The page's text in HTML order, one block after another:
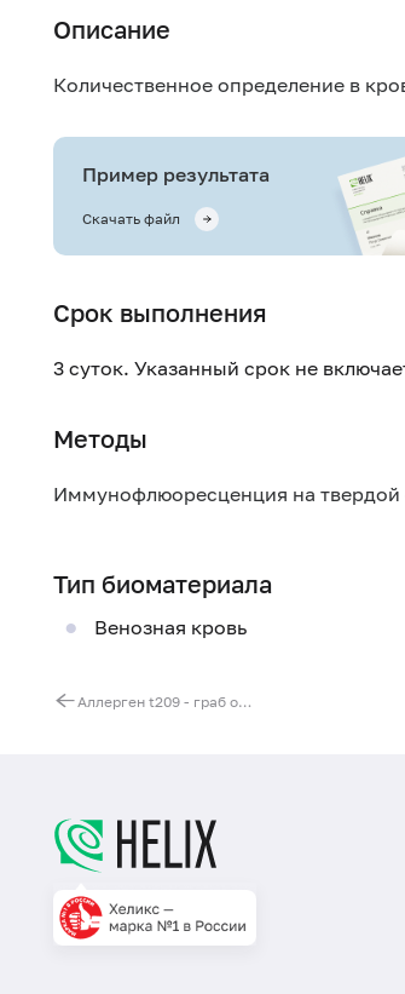
Описание
Количественное определение в
Пример результата
Скачать файл
Срок выполнения
3 суток. Указанный срок не
Методы
Иммунофлюоресценция на твердой
Тип биоматериала
Венозная кровь
Аллерген t209 - граб обыкновенный, IgE (ImmunoCAP)